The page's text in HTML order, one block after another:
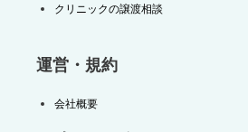
クリニックの譲渡相談
運営・規約
会社概要